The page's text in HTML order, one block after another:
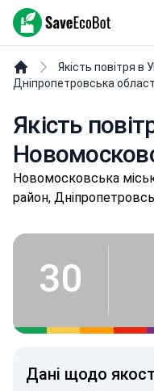
SaveEcoBot
Якість повітря в
Дніпропетровська
Якість
Нoвoмoскoвськa
район,
30
Дані щодо